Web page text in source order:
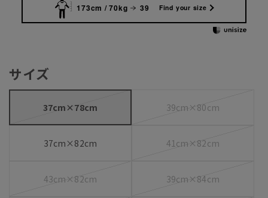
173cm / 70kg 39 Find your size
サイズ
37cm×78cm 39cm×80cm
37cm×82cm 41cm×82cm
43cm×82cm 39cm×84cm